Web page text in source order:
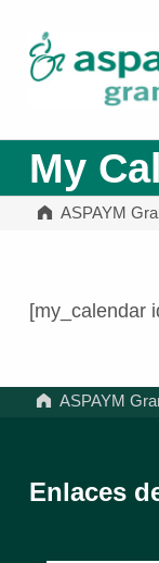
My
ASPAYM
[my_calendar
ASPAYM
Enlaces